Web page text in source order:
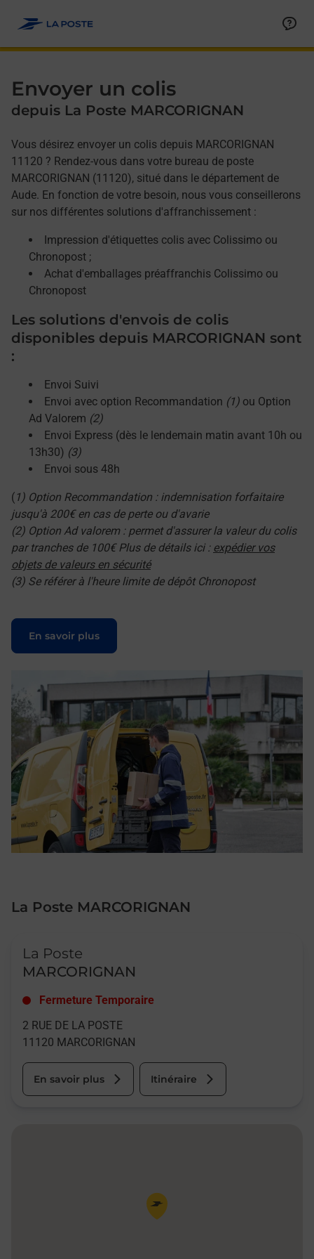
Envoyer un colis
depuis La Poste MARCORIGNAN
Vous désirez envoyer un colis depuis MARCORIGNAN
11120 ? Rendez-vous dans votre bureau de poste
MARCORIGNAN (11120), situé dans le département de
Aude. En fonction de votre besoin, nous vous conseillerons
sur nos différentes solutions d'affranchissement :
Impression d'étiquettes colis avec Colissimo ou
Chronopost ;
Achat d'emballages préaffranchis Colissimo ou
Chronopost
Les solutions d'envois de colis
disponibles depuis MARCORIGNAN sont
:
Envoi Suivi
Envoi avec option Recommandation (1) ou Option
Ad Valorem (2)
Envoi Express (dès le lendemain matin avant 10h ou
13h30) (3)
Envoi sous 48h
( 1) Option Recommandation : indemnisation forfaitaire
jusqu'à 200€ en cas de perte ou d'avarie
(2) Option Ad valorem : permet d'assurer la valeur du colis
par tranches de 100€ Plus de détails ici : expédier vos
objets de valeurs en sécurité
(3) Se référer à l'heure limite de dépôt Chronopost
En savoir plus
Le lien s'ouvre dans un nouvel onglet
La Poste MARCORIGNAN
La Poste
MARCORIGNAN
Fermeture Temporaire
2 RUE DE LA POSTE
11120 MARCORIGNAN
En savoir plus Itinéraire
Pin de la carte